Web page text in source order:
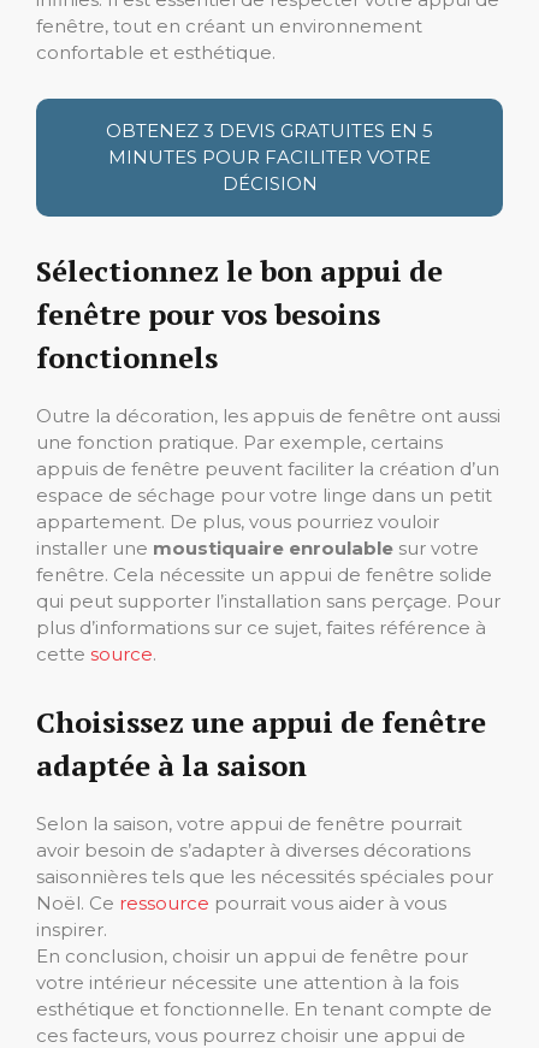
fenêtre, tout en créant un environnement
confortable et esthétique.
OBTENEZ 3 DEVIS GRATUITES EN 5
MINUTES POUR FACILITER VOTRE
DÉCISION
Sélectionnez le bon appui de
fenêtre pour vos besoins
fonctionnels
Outre la décoration, les appuis de fenêtre ont aussi
une fonction pratique. Par exemple, certains
appuis de fenêtre peuvent faciliter la création d’un
espace de séchage pour votre linge dans un petit
appartement. De plus, vous pourriez vouloir
installer une moustiquaire enroulable sur votre
fenêtre. Cela nécessite un appui de fenêtre solide
qui peut supporter l’installation sans perçage. Pour
plus d’informations sur ce sujet, faites référence à
cette source.
Choisissez une appui de fenêtre
adaptée à la saison
Selon la saison, votre appui de fenêtre pourrait
avoir besoin de s’adapter à diverses décorations
saisonnières tels que les nécessités spéciales pour
Noël. Ce ressource pourrait vous aider à vous
inspirer.
En conclusion, choisir un appui de fenêtre pour
votre intérieur nécessite une attention à la fois
esthétique et fonctionnelle. En tenant compte de
ces facteurs, vous pourrez choisir une appui de